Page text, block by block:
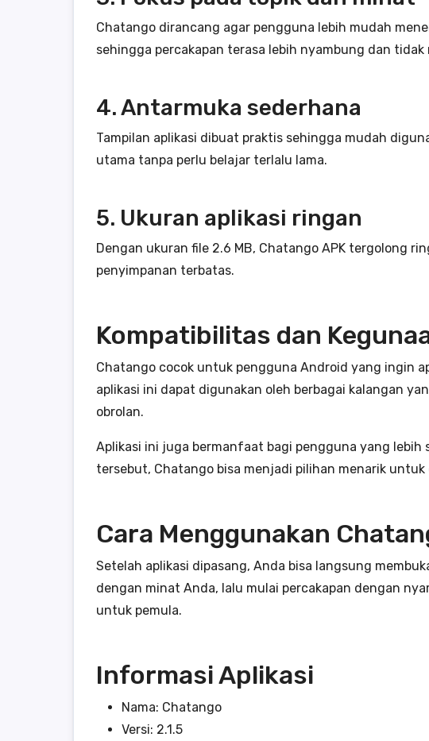
Chatango dirancang agar pengguna lebih mudah
sehingga percakapan terasa lebih nyambung dan tidak
4. Antarmuka sederhana
Tampilan aplikasi dibuat praktis sehingga mudah
utama tanpa perlu belajar terlalu lama.
5. Ukuran aplikasi ringan
Dengan ukuran file 2.6 MB, Chatango APK tergolong
penyimpanan terbatas.
Kompatibilitas dan
Chatango cocok untuk pengguna Android yang ingin
aplikasi ini dapat digunakan oleh berbagai kalangan
obrolan.
Aplikasi ini juga bermanfaat bagi pengguna yang
tersebut, Chatango bisa menjadi pilihan menarik
Cara Menggunakan
Setelah aplikasi dipasang, Anda bisa langsung
dengan minat Anda, lalu mulai percakapan dengan
untuk pemula.
Informasi Aplikasi
Nama: Chatango
Versi: 2.1.5